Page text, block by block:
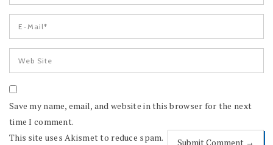
Save my name, email, and website in this browser for the next
time I comment.
This site uses Akismet to reduce spam.